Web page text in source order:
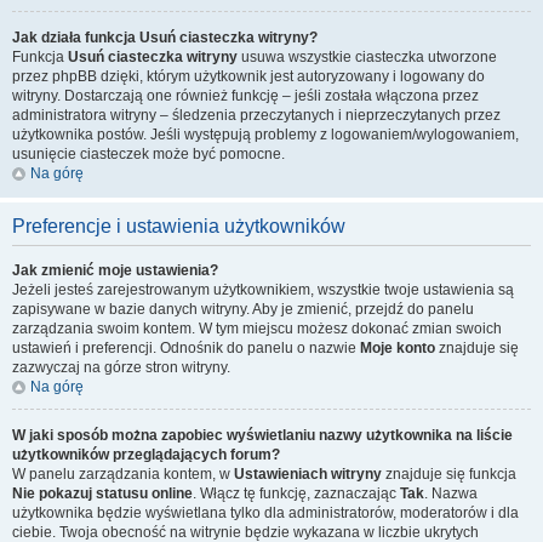
Jak działa funkcja Usuń ciasteczka witryny?
Funkcja Usuń ciasteczka witryny usuwa wszystkie ciasteczka utworzone
przez phpBB dzięki, którym użytkownik jest autoryzowany i logowany do
witryny. Dostarczają one również funkcję – jeśli została włączona przez
administratora witryny – śledzenia przeczytanych i nieprzeczytanych przez
użytkownika postów. Jeśli występują problemy z logowaniem/wylogowaniem,
usunięcie ciasteczek może być pomocne.
Na górę
Preferencje i ustawienia użytkowników
Jak zmienić moje ustawienia?
Jeżeli jesteś zarejestrowanym użytkownikiem, wszystkie twoje ustawienia są
zapisywane w bazie danych witryny. Aby je zmienić, przejdź do panelu
zarządzania swoim kontem. W tym miejscu możesz dokonać zmian swoich
ustawień i preferencji. Odnośnik do panelu o nazwie Moje konto znajduje się
zazwyczaj na górze stron witryny.
Na górę
W jaki sposób można zapobiec wyświetlaniu nazwy użytkownika na liście
użytkowników przeglądających forum?
W panelu zarządzania kontem, w Ustawieniach witryny znajduje się funkcja
Nie pokazuj statusu online. Włącz tę funkcję, zaznaczając Tak. Nazwa
użytkownika będzie wyświetlana tylko dla administratorów, moderatorów i dla
ciebie. Twoja obecność na witrynie będzie wykazana w liczbie ukrytych